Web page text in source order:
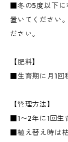
■冬の5度以下に
置いてください
ださい。
【肥料】
■生育期に月1回
【管理方法】
■1〜2年に1回生
■植え替え時は